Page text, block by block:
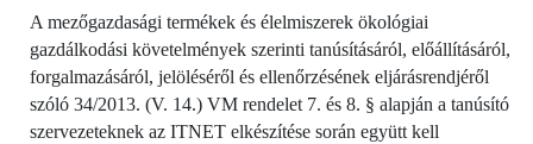
A mezőgazdasági termékek és élelmiszerek ökológiai
gazdálkodási követelmények szerinti tanúsításáról, előállításáról,
forgalmazásáról, jelöléséről és ellenőrzésének eljárásrendjéről
szóló 34/2013. (V. 14.) VM rendelet 7. és 8. § alapján a tanúsító
szervezeteknek az ITNET elkészítése során együtt kell